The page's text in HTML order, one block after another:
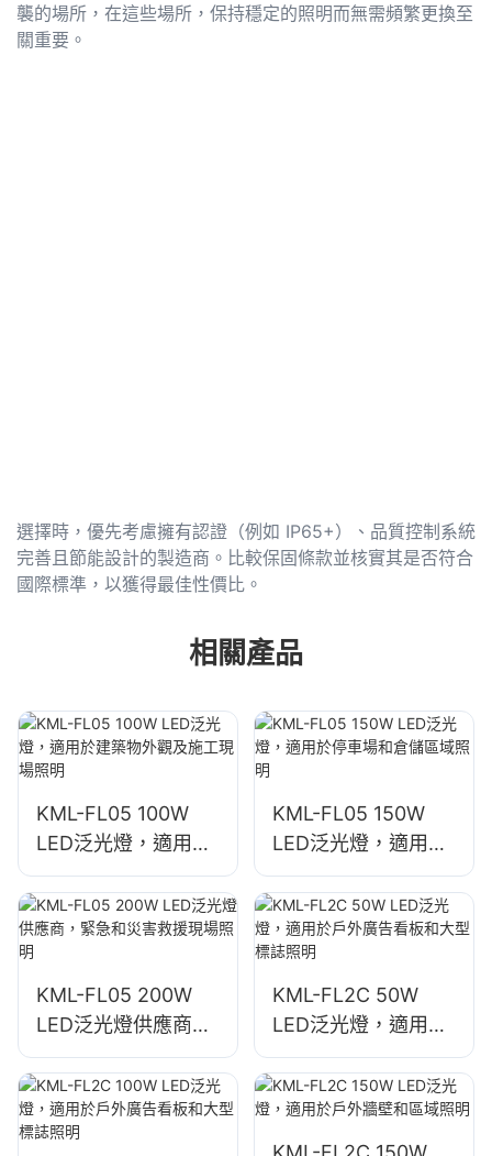
襲的場所，在這些場所，保持穩定的照明而無需頻繁更換至
關重要。
選擇時，優先考慮擁有認證（例如 IP65+）、品質控制系統
完善且節能設計的製造商。比較保固條款並核實其是否符合
國際標準，以獲得最佳性價比。
相關產品
KML-FL05 100W
LED泛光燈，適用於
建築物外觀及施工現
場照明
KML-FL05 150W
LED泛光燈，適用於
停車場和倉儲區域照
明
KML-FL05 200W
LED泛光燈供應商，
緊急和災害救援現場
照明
KML-FL2C 50W
LED泛光燈，適用於
戶外廣告看板和大型
標誌照明